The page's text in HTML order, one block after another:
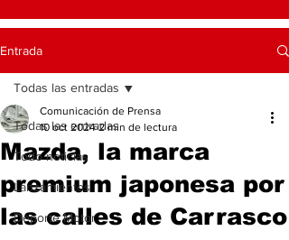
Entrada
Todas las entradas
Todo noticias
Lanzamientos
Deporte Motor
Todas las entradas
Mazda, la marca
premium japonesa por
las calles de Carrasco
Comunicación de Prensa
10 oct 2024 2 min de lectura